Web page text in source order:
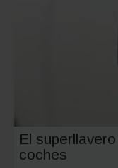
El
coches